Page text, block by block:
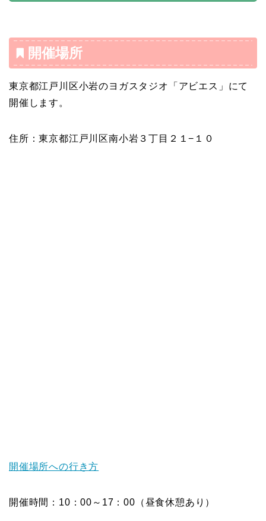
開催場所
東京都江戸川区小岩のヨガスタジオ「アビエス」にて
開催します。
住所：東京都江戸川区南小岩３丁目２１−１０
開催場所への行き方
開催時間：10：00～17：00（昼食休憩あり）